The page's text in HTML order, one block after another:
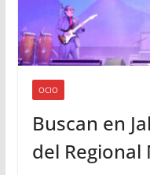
OCIO
Buscan en
del Regional